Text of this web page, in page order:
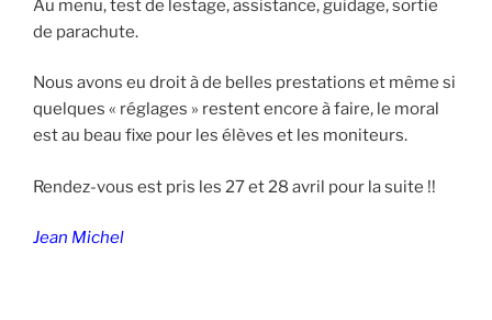
Au menu, test de lestage, assistance, guidage, sortie
de parachute.
Nous avons eu droit à de belles prestations et même si
quelques « réglages » restent encore à faire, le moral
est au beau fixe pour les élèves et les moniteurs.
Rendez-vous est pris les 27 et 28 avril pour la suite !!
Jean Michel